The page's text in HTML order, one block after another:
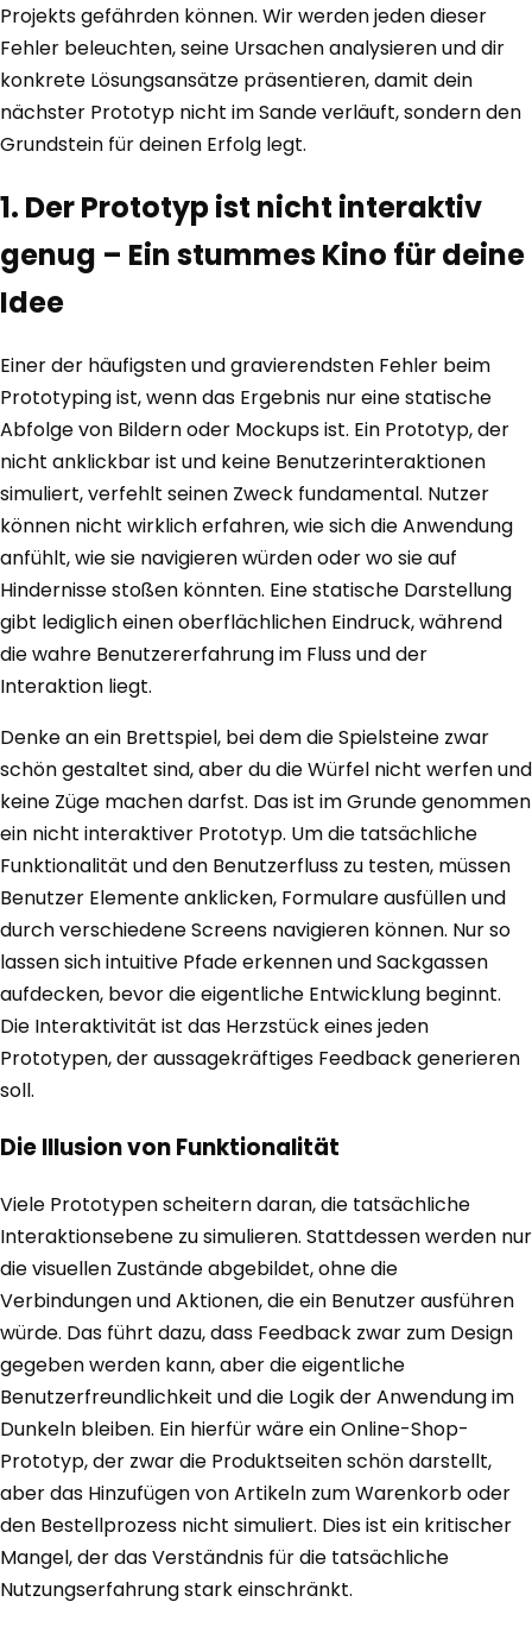
Projekts gefährden können. Wir werden jeden dieser
Fehler beleuchten, seine Ursachen analysieren und dir
konkrete Lösungsansätze präsentieren, damit dein
nächster Prototyp nicht im Sande verläuft, sondern den
Grundstein für deinen Erfolg legt.
1. Der Prototyp ist nicht interaktiv
genug – Ein stummes Kino für deine
Idee
Einer der häufigsten und gravierendsten Fehler beim
Prototyping ist, wenn das Ergebnis nur eine statische
Abfolge von Bildern oder Mockups ist. Ein Prototyp, der
nicht anklickbar ist und keine Benutzerinteraktionen
simuliert, verfehlt seinen Zweck fundamental. Nutzer
können nicht wirklich erfahren, wie sich die Anwendung
anfühlt, wie sie navigieren würden oder wo sie auf
Hindernisse stoßen könnten. Eine statische Darstellung
gibt lediglich einen oberflächlichen Eindruck, während
die wahre Benutzererfahrung im Fluss und der
Interaktion liegt.
Denke an ein Brettspiel, bei dem die Spielsteine zwar
schön gestaltet sind, aber du die Würfel nicht werfen und
keine Züge machen darfst. Das ist im Grunde genommen
ein nicht interaktiver Prototyp. Um die tatsächliche
Funktionalität und den Benutzerfluss zu testen, müssen
Benutzer Elemente anklicken, Formulare ausfüllen und
durch verschiedene Screens navigieren können. Nur so
lassen sich intuitive Pfade erkennen und Sackgassen
aufdecken, bevor die eigentliche Entwicklung beginnt.
Die Interaktivität ist das Herzstück eines jeden
Prototypen, der aussagekräftiges Feedback generieren
soll.
Die Illusion von Funktionalität
Viele Prototypen scheitern daran, die tatsächliche
Interaktionsebene zu simulieren. Stattdessen werden nur
die visuellen Zustände abgebildet, ohne die
Verbindungen und Aktionen, die ein Benutzer ausführen
würde. Das führt dazu, dass Feedback zwar zum Design
gegeben werden kann, aber die eigentliche
Benutzerfreundlichkeit und die Logik der Anwendung im
Dunkeln bleiben. Ein hierfür wäre ein Online-Shop-
Prototyp, der zwar die Produktseiten schön darstellt,
aber das Hinzufügen von Artikeln zum Warenkorb oder
den Bestellprozess nicht simuliert. Dies ist ein kritischer
Mangel, der das Verständnis für die tatsächliche
Nutzungserfahrung stark einschränkt.